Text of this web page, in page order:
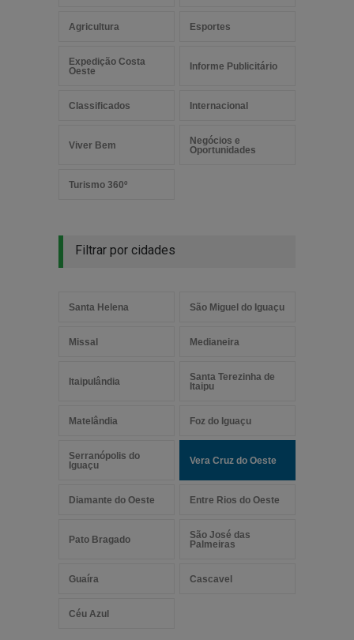
Agricultura Esportes
Expedição Costa
Oeste
Informe Publicitário
Classificados Internacional
Viver Bem
Negócios e
Oportunidades
Turismo 360º
Filtrar por cidades
Santa Helena São Miguel do Iguaçu
Missal Medianeira
Itaipulândia
Santa Terezinha de
Itaipu
Matelândia Foz do Iguaçu
Serranópolis do
Iguaçu
Vera Cruz do Oeste
Diamante do Oeste Entre Rios do Oeste
Pato Bragado
São José das
Palmeiras
Guaíra Cascavel
Céu Azul